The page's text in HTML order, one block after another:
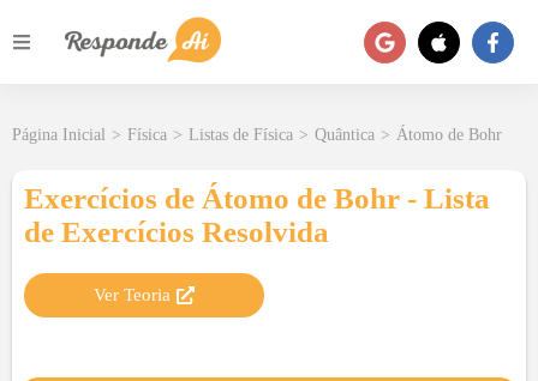
Página Inicial > Física > Listas de Física > Quântica > Átomo de Bohr
Exercícios de Átomo de Bohr - Lista
de Exercícios Resolvida
Ver Teoria